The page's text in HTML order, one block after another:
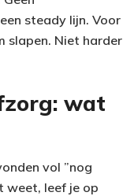
steady lijn. Voor
slapen. Niet harder
wat
vol ”nog
weet, leef je op